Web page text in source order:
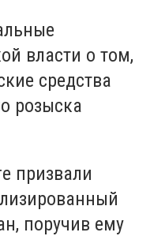
власти о том,
средства
розыска
призвали
поручив ему